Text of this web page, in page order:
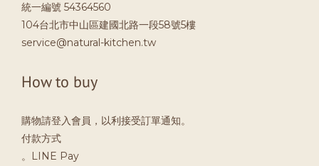
統一編號 54364560
104台北市中山區建國北路一段58號5樓
service@natural-kitchen.tw
How to buy
購物請登入會員，以利接受訂單通知。
付款方式
。LINE Pay